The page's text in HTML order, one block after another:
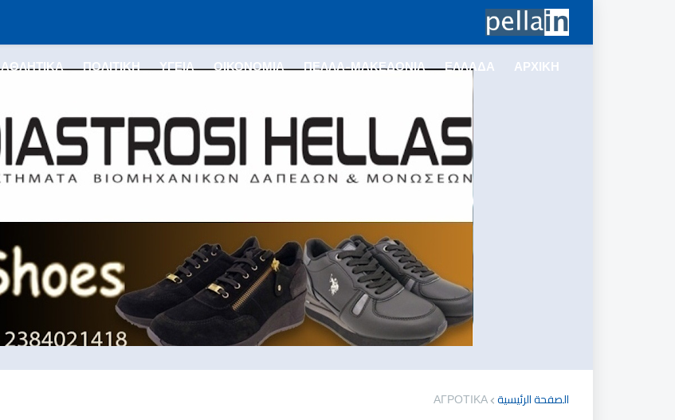
ΑΡΧΙΚΗ
ΕΛΛΑΔΑ
ΠΕΛΛΑ-ΜΑΚΕΔΟΝΙΑ
ΟΙΚΟΝΟΜΙΑ
ΥΓΕΙΑ
ΠΟΛΙΤΙΚΗ
ΑΘΛΗΤΙΚΑ
الصفحة الرئيسية ΑΓΡΟΤΙΚΑ